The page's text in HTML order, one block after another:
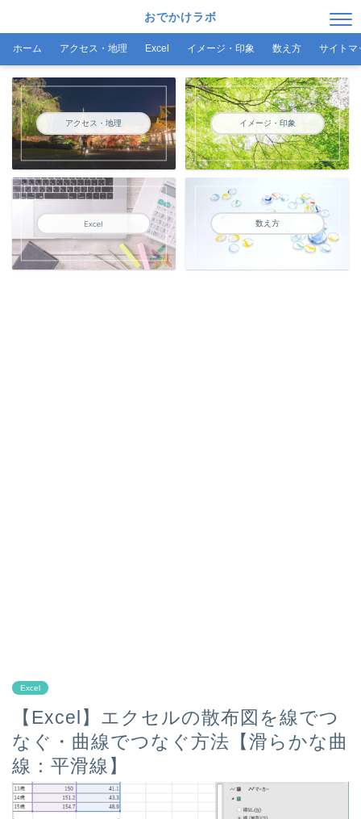
おでかけラボ
ホーム アクセス・地理 Excel イメージ・印象 数え方 サイトマ
アクセス・地理 イメージ・印象
Excel 数え方
Excel
【Excel】エクセルの散布図を線でつ
なぐ・曲線でつなぐ方法【滑らかな曲
線：平滑線】